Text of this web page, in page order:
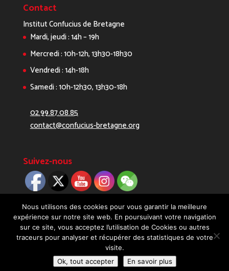
Contact
Institut Confucius de Bretagne
Mardi, jeudi : 14h – 19h
Mercredi : 10h-12h, 13h30-18h30
Vendredi : 14h-18h
Samedi : 10h-12h30, 13h30-18h
02.99.87.08.85
contact@confucius-bretagne.org
Suivez-nous
Copyright 2019 - Réalisé avec ♡ parDigitellement
Nous utilisons des cookies pour vous garantir la meilleure
expérience sur notre site web. En poursuivant votre navigation
sur ce site, vous acceptez l’utilisation de Cookies ou autres
traceurs pour analyser et récupérer des statistiques de votre
visite.
Ok, tout accepter
En savoir plus